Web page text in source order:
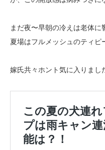
まだ夜〜早朝の冷えは老体に
夏場はフルメッシュのティピ
嫁氏共々ホント気に入りまし